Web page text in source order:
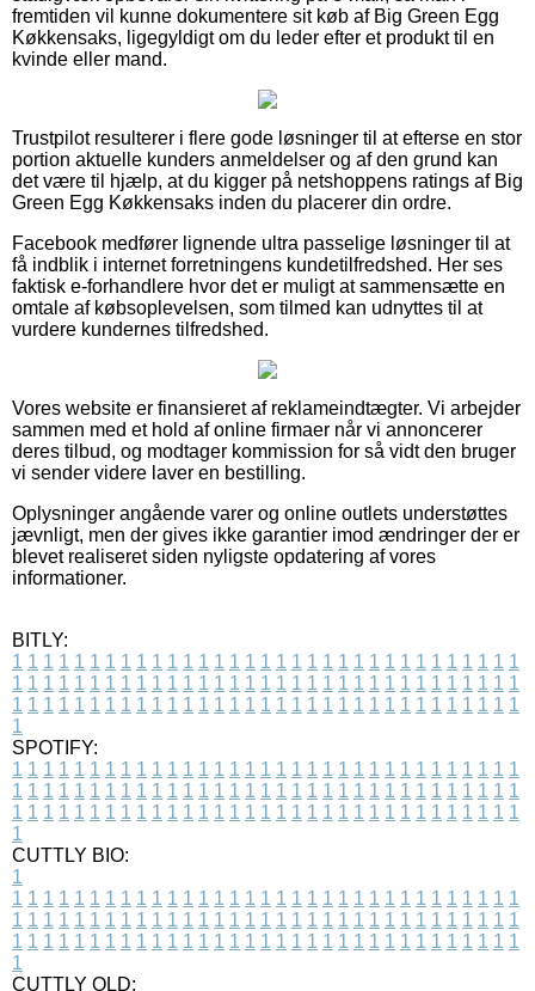
fremtiden vil kunne dokumentere sit køb af Big Green Egg
Køkkensaks, ligegyldigt om du leder efter et produkt til en
kvinde eller mand.
Trustpilot resulterer i flere gode løsninger til at efterse en stor
portion aktuelle kunders anmeldelser og af den grund kan
det være til hjælp, at du kigger på netshoppens ratings af Big
Green Egg Køkkensaks inden du placerer din ordre.
Facebook medfører lignende ultra passelige løsninger til at
få indblik i internet forretningens kundetilfredshed. Her ses
faktisk e-forhandlere hvor det er muligt at sammensætte en
omtale af købsoplevelsen, som tilmed kan udnyttes til at
vurdere kundernes tilfredshed.
Vores website er finansieret af reklameindtægter. Vi arbejder
sammen med et hold af online firmaer når vi annoncerer
deres tilbud, og modtager kommission for så vidt den bruger
vi sender videre laver en bestilling.
Oplysninger angående varer og online outlets understøttes
jævnligt, men der gives ikke garantier imod ændringer der er
blevet realiseret siden nyligste opdatering af vores
informationer.
BITLY:
1 1 1 1 1 1 1 1 1 1 1 1 1 1 1 1 1 1 1 1 1 1 1 1 1 1 1 1 1 1 1 1 1
1 1 1 1 1 1 1 1 1 1 1 1 1 1 1 1 1 1 1 1 1 1 1 1 1 1 1 1 1 1 1 1 1
1 1 1 1 1 1 1 1 1 1 1 1 1 1 1 1 1 1 1 1 1 1 1 1 1 1 1 1 1 1 1 1 1
1
SPOTIFY:
1 1 1 1 1 1 1 1 1 1 1 1 1 1 1 1 1 1 1 1 1 1 1 1 1 1 1 1 1 1 1 1 1
1 1 1 1 1 1 1 1 1 1 1 1 1 1 1 1 1 1 1 1 1 1 1 1 1 1 1 1 1 1 1 1 1
1 1 1 1 1 1 1 1 1 1 1 1 1 1 1 1 1 1 1 1 1 1 1 1 1 1 1 1 1 1 1 1 1
1
CUTTLY BIO:
1
1 1 1 1 1 1 1 1 1 1 1 1 1 1 1 1 1 1 1 1 1 1 1 1 1 1 1 1 1 1 1 1 1
1 1 1 1 1 1 1 1 1 1 1 1 1 1 1 1 1 1 1 1 1 1 1 1 1 1 1 1 1 1 1 1 1
1 1 1 1 1 1 1 1 1 1 1 1 1 1 1 1 1 1 1 1 1 1 1 1 1 1 1 1 1 1 1 1 1
1
CUTTLY OLD: